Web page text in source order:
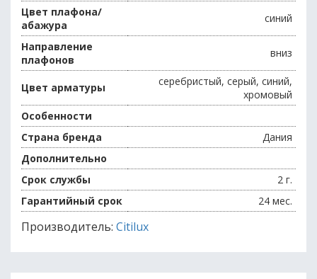
Цвет плафона/
абажура
синий
Направление
плафонов
вниз
Цвет арматуры
серебристый, серый, синий,
хромовый
Особенности
Страна бренда
Дания
Дополнительно
Срок службы
2 г.
Гарантийный срок
24 мес.
Производитель: Citilux